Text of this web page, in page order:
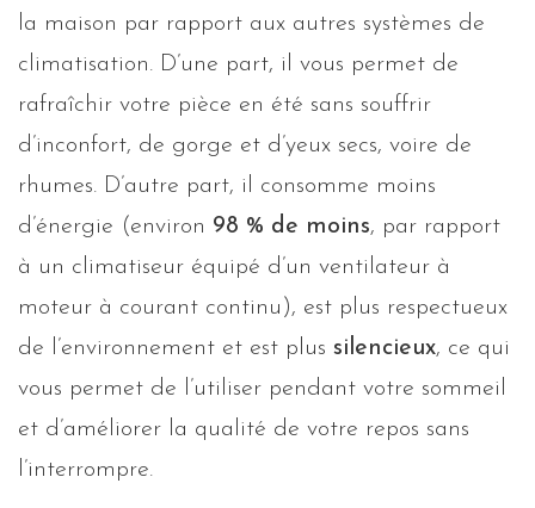
la maison par rapport aux autres systèmes de
climatisation. D’une part, il vous permet de
rafraîchir votre pièce en été sans souffrir
d’inconfort, de gorge et d’yeux secs, voire de
rhumes. D’autre part, il consomme moins
d’énergie (environ 98 % de moins, par rapport
à un climatiseur équipé d’un ventilateur à
moteur à courant continu), est plus respectueux
de l’environnement et est plus silencieux, ce qui
vous permet de l’utiliser pendant votre sommeil
et d’améliorer la qualité de votre repos sans
l’interrompre.